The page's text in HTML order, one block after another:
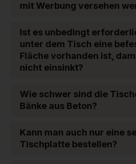
mit Werbung versehen
Ist es unbedingt
unter dem Tisch eine
Fläche vorhanden ist,
nicht einsinkt?
Wie schwer sind die
Bänke aus Beton?
Kann man auch nur eine
Tischplatte bestellen?